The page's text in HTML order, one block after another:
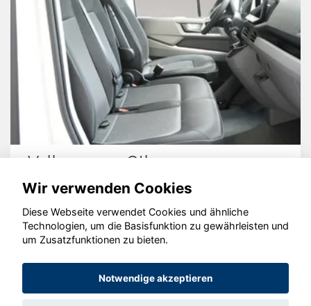
Volkswagen Other
© konjunkturmotor.de GmbH 2020 - 2026
Wir verwenden Cookies
Diese Webseite verwendet Cookies und ähnliche
Technologien, um die Basisfunktion zu gewährleisten und
um Zusatzfunktionen zu bieten.
Notwendige akzeptieren